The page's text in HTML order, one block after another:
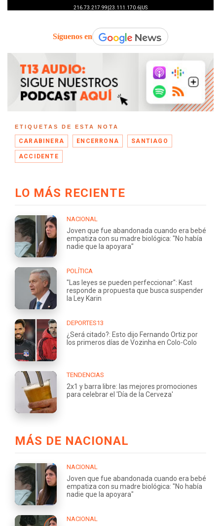
Síguenos en
ETIQUETAS DE ESTA NOTA
CARABINERA ENCERRONA SANTIAGO
ACCIDENTE
LO MÁS RECIENTE
NACIONAL
Joven que fue abandonada cuando era bebé
empatiza con su madre biológica: "No había
nadie que la apoyara"
POLÍTICA
"Las leyes se pueden perfeccionar": Kast
responde a propuesta que busca suspender
la Ley Karin
DEPORTES13
¿Será citado?: Esto dijo Fernando Ortiz por
los primeros días de Vozinha en Colo-Colo
TENDENCIAS
2x1 y barra libre: las mejores promociones
para celebrar el 'Día de la Cerveza'
MÁS DE NACIONAL
NACIONAL
Joven que fue abandonada cuando era bebé
empatiza con su madre biológica: "No había
nadie que la apoyara"
NACIONAL